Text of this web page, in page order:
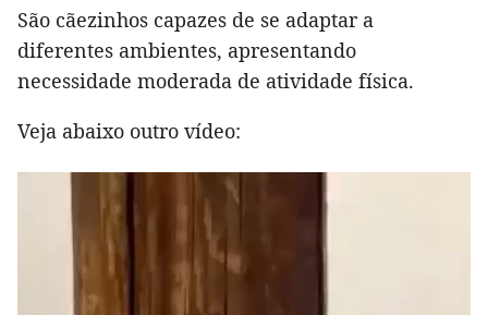
São cãezinhos capazes de se adaptar a
diferentes ambientes, apresentando
necessidade moderada de atividade física.
Veja abaixo outro vídeo: